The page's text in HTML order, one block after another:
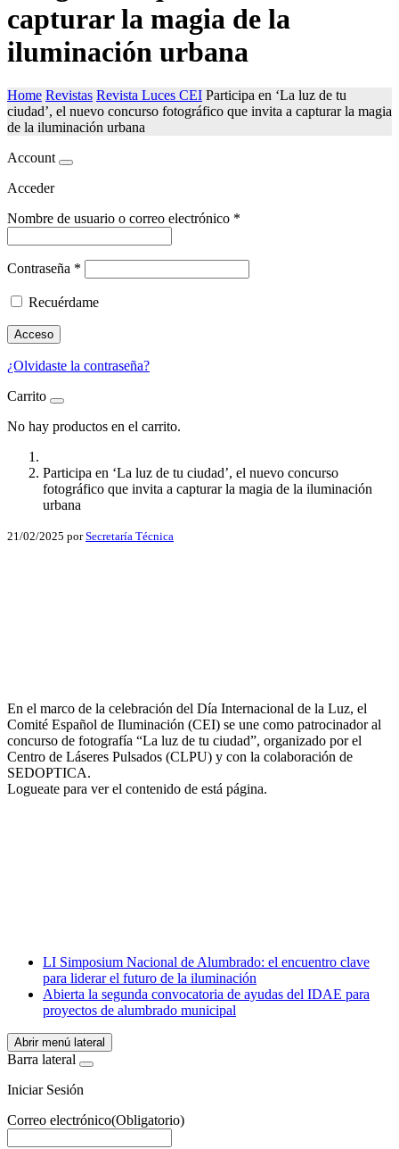
capturar la magia de la
iluminación urbana
Home Revistas Revista Luces CEI Participa en ‘La luz de tu
ciudad’, el nuevo concurso fotográfico que invita a capturar la magia
de la iluminación urbana
Account
Acceder
Nombre de usuario o correo electrónico *
Contraseña *
Recuérdame
Acceso
¿Olvidaste la contraseña?
Carrito
No hay productos en el carrito.
Participa en ‘La luz de tu ciudad’, el nuevo concurso
fotográfico que invita a capturar la magia de la iluminación
urbana
21/02/2025 porSecretaría Técnica
WhatsApp
En el marco de la celebración del Día Internacional de la Luz, el
Comité Español de Iluminación (CEI) se une como patrocinador al
concurso de fotografía “La luz de tu ciudad”, organizado por el
Centro de Láseres Pulsados (CLPU) y con la colaboración de
SEDOPTICA.
Logueate para ver el contenido de está página.
WhatsApp
LI Simposium Nacional de Alumbrado: el encuentro clave
para liderar el futuro de la iluminación
Abierta la segunda convocatoria de ayudas del IDAE para
proyectos de alumbrado municipal
Abrir menú lateral
Barra lateral
Iniciar Sesión
Correo electrónico(Obligatorio)